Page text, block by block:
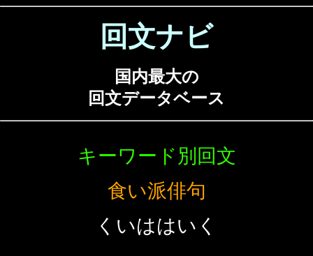
回文ナビ
国内最大の
回文データベース
キーワード別回文
食い派俳句
くいははいく